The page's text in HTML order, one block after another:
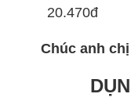
20.470đ
Chúc anh